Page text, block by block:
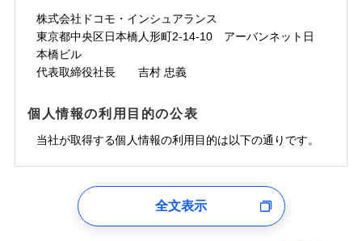
株式会社ドコモ・インシュアランス
東京都中央区日本橋人形町2-14-10 アーバンネット日
本橋ビル
代表取締役社長 吉村 忠義
個人情報の利用目的の公表
当社が取得する個人情報の利用目的は以下の通りです。
ユーザー登録受付および、管理のため
全文表示